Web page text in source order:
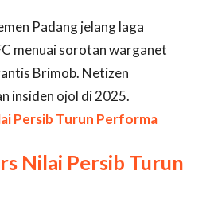
Padang jelang laga
menuai sorotan warganet
Brimob. Netizen
insiden ojol di 2025.
Nilai Persib Turun